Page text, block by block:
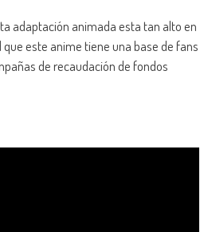
adaptación animada esta tan alto en
este anime tiene una base de fans
de recaudación de fondos